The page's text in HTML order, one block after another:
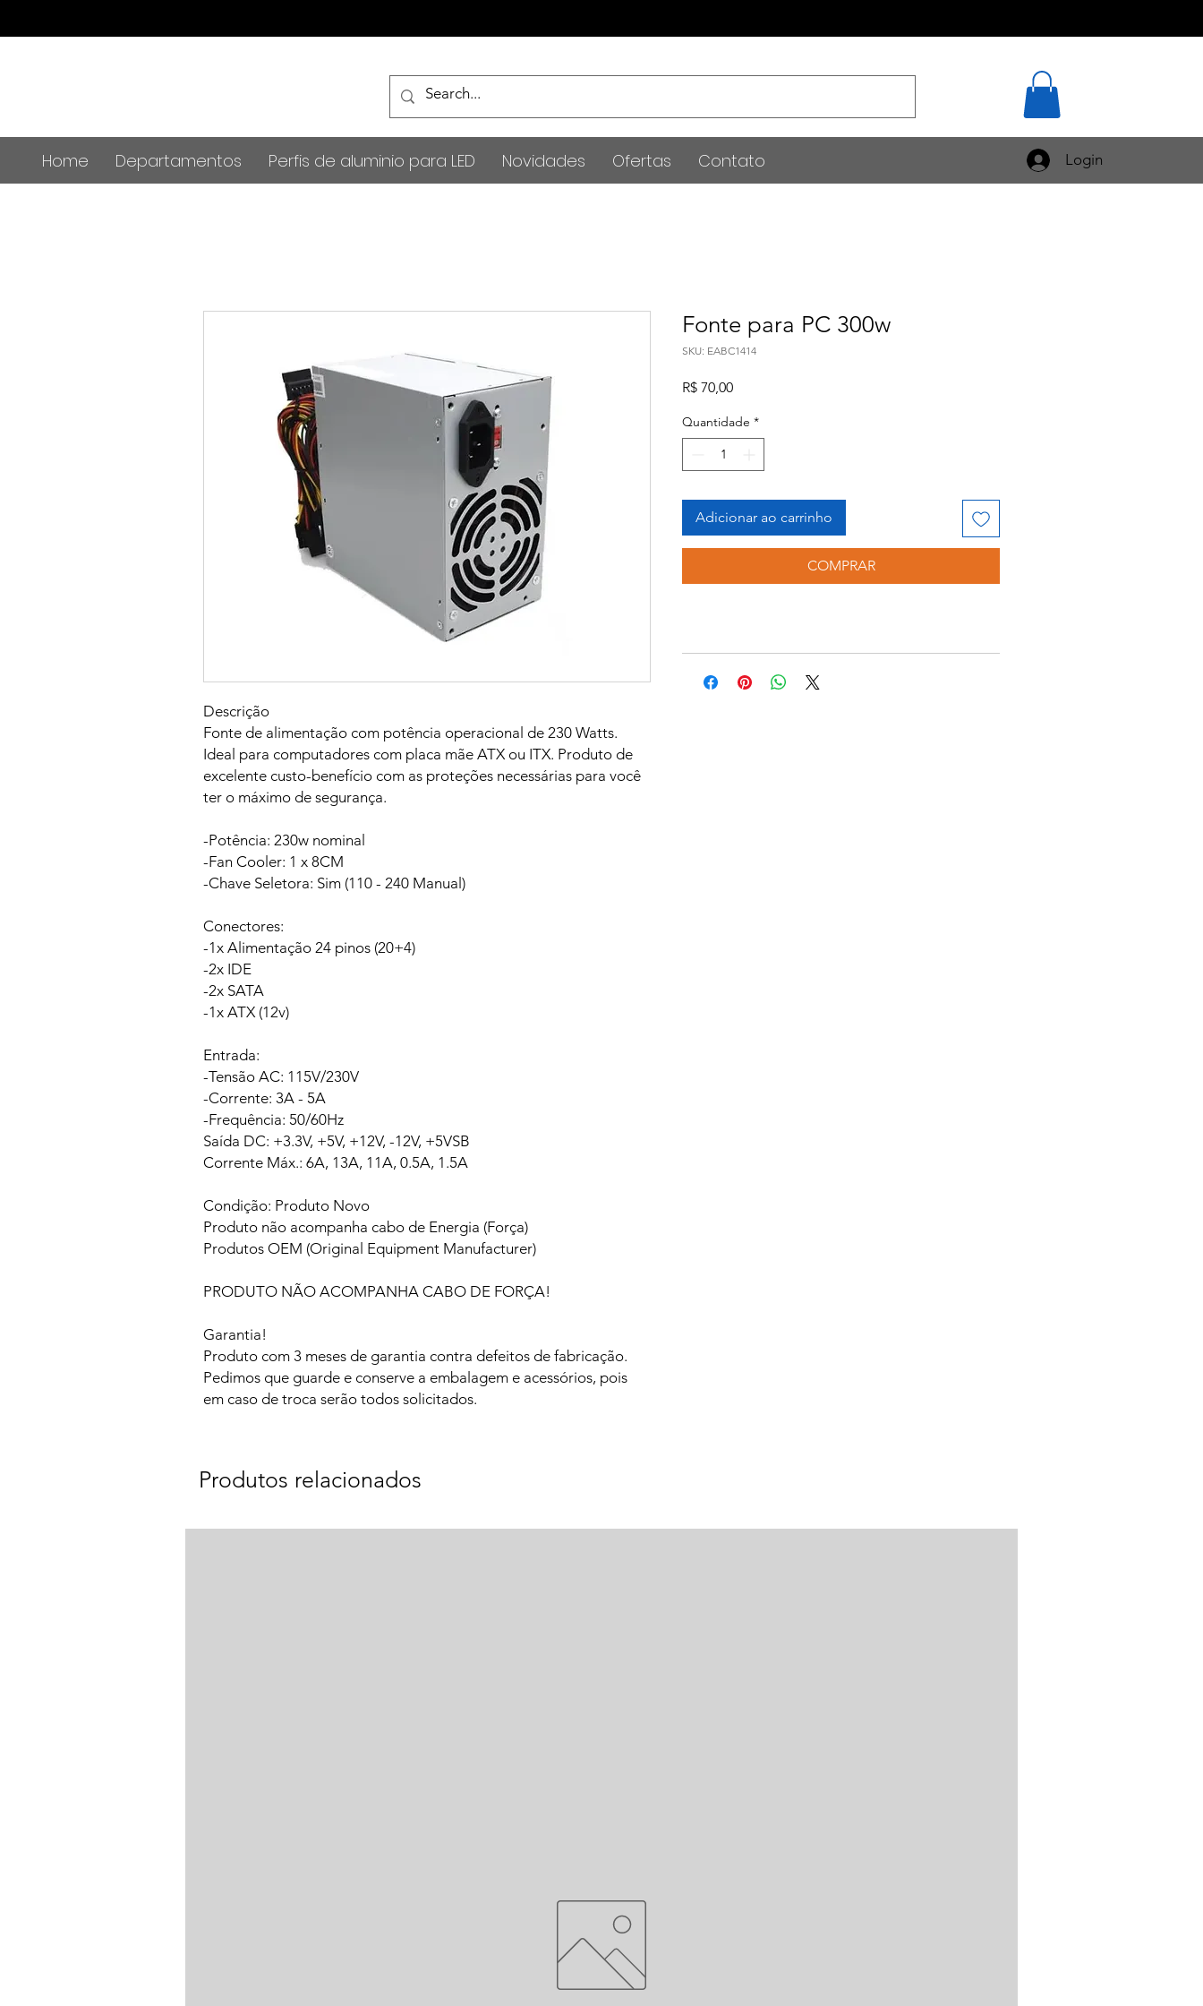
Home Departamentos Perfis de aluminio para LED Novidades Ofertas Contato Login
Descrição
Fonte de alimentação com potência operacional de 230 Watts.
Ideal para computadores com placa mãe ATX ou ITX. Produto de
excelente custo-benefício com as proteções necessárias para você
ter o máximo de segurança.
-Potência: 230w nominal
-Fan Cooler: 1 x 8CM
-Chave Seletora: Sim (110 - 240 Manual)
Conectores:
-1x Alimentação 24 pinos (20+4)
-2x IDE
-2x SATA
-1x ATX (12v)
Entrada:
-Tensão AC: 115V/230V
-Corrente: 3A - 5A
-Frequência: 50/60Hz
Saída DC: +3.3V, +5V, +12V, -12V, +5VSB
Corrente Máx.: 6A, 13A, 11A, 0.5A, 1.5A
Condição: Produto Novo
Produto não acompanha cabo de Energia (Força)
Produtos OEM (Original Equipment Manufacturer)
PRODUTO NÃO ACOMPANHA CABO DE FORÇA!
Garantia!
Produto com 3 meses de garantia contra defeitos de fabricação.
Pedimos que guarde e conserve a embalagem e acessórios, pois
em caso de troca serão todos solicitados.
Fonte para PC 300w
SKU: EABC1414
R$ 70,00Preço
Quantidade *
Adicionar ao carrinho
COMPRAR
Produtos relacionados